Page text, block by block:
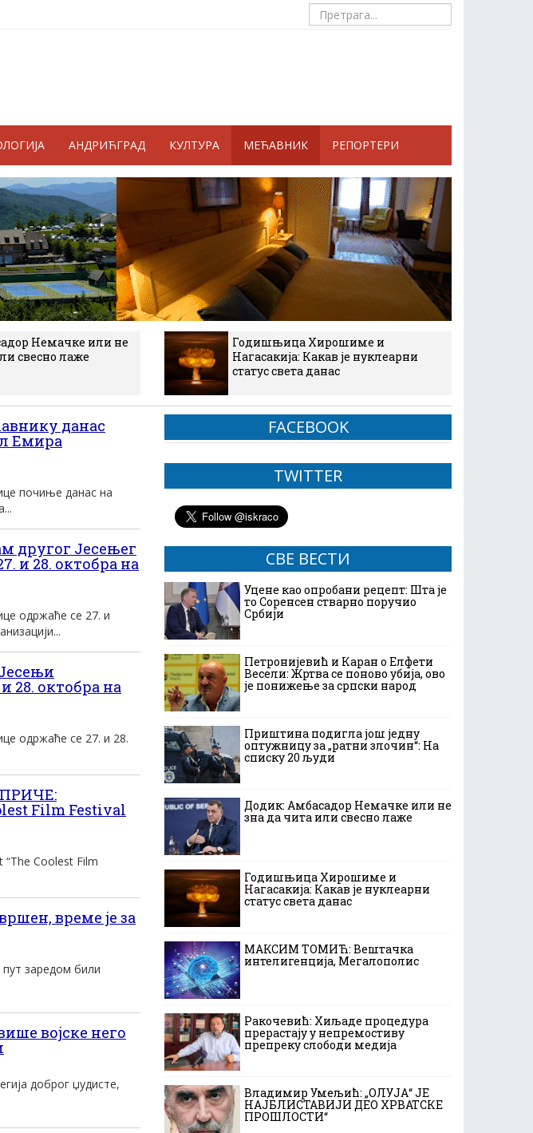
АНДРИЋГРАД КУЛТУРА МЕЋАВНИК РЕПОРТЕРИ
Немачке или не
свесно лаже
Годишњица Хирошиме и
Нагасакија: Какав је нуклеарни
статус света данас
данас
Емира
почиње данас на
Јесењег
и 28. октобра на
одржаће се 27. и
28. октобра на
одржаће се 27. и 28.
Film Festival
Coolest Film
време је за
заредом били
војске него
доброг џудисте,
FACEBOOK
TWITTER
СВЕ ВЕСТИ
Уцене као опробани рецепт: Шта је
то Соренсен стварно поручио
Србији
Петронијевић и Каран о Елфети
Весели: Жртва се поново убија, ово
је понижење за српски народ
Приштина подигла још једну
оптужницу за „ратни злочин“: На
списку 20 људи
Додик: Амбасадор Немачке или не
зна да чита или свесно лаже
Годишњица Хирошиме и
Нагасакија: Какав је нуклеарни
статус света данас
МАКСИМ ТОМИЋ: Вештачка
интелигенција, Мегалополис
Ракочевић: Хиљаде процедура
прерастају у непремостиву
препреку слободи медија
Владимир Умељић: „ОЛУЈА“ ЈЕ
НАЈБЛИСТАВИЈИ ДЕО ХРВАТСКЕ
ПРОШЛОСТИ“